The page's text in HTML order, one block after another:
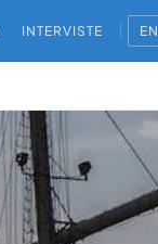
INTERVISTE EN